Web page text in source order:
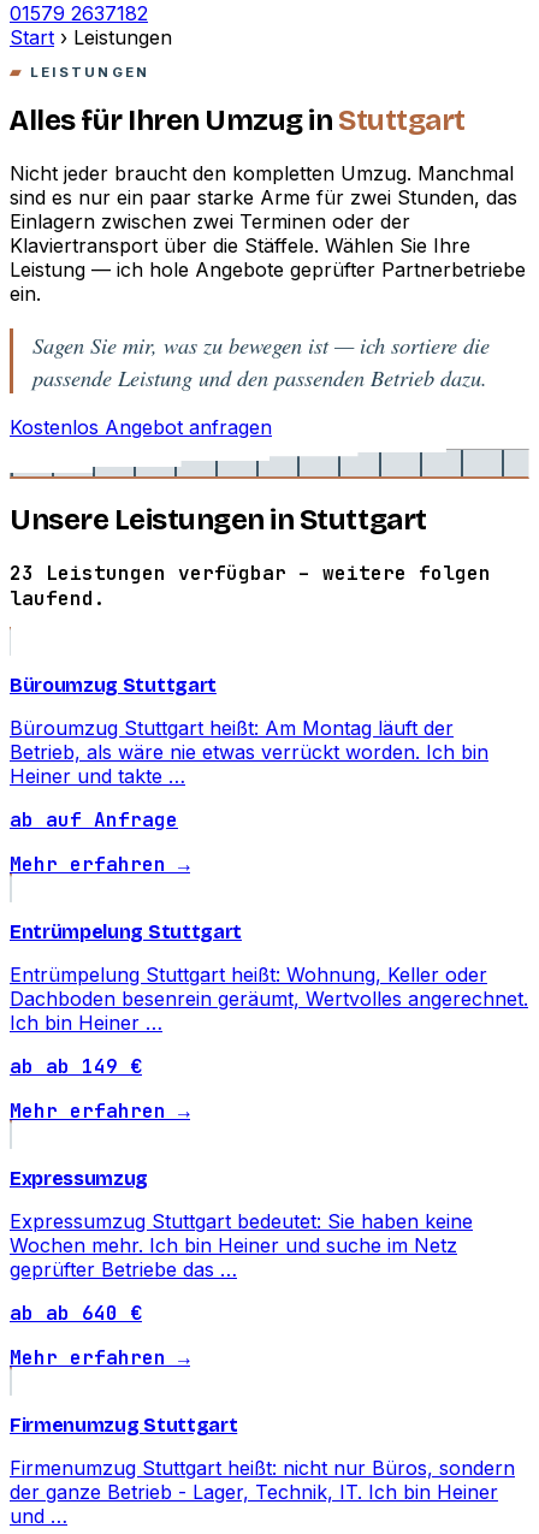
01579 2637182
Start › Leistungen
LEISTUNGEN
Alles für Ihren Umzug in Stuttgart
Nicht jeder braucht den kompletten Umzug. Manchmal
sind es nur ein paar starke Arme für zwei Stunden, das
Einlagern zwischen zwei Terminen oder der
Klaviertransport über die Stäffele. Wählen Sie Ihre
Leistung — ich hole Angebote geprüfter Partnerbetriebe
ein.
Sagen Sie mir, was zu bewegen ist — ich sortiere die
passende Leistung und den passenden Betrieb dazu.
Kostenlos Angebot anfragen
Unsere Leistungen in Stuttgart
23 Leistungen verfügbar – weitere folgen
laufend.
Büroumzug Stuttgart
Büroumzug Stuttgart heißt: Am Montag läuft der
Betrieb, als wäre nie etwas verrückt worden. Ich bin
Heiner und takte …
ab auf Anfrage
Mehr erfahren →
Entrümpelung Stuttgart
Entrümpelung Stuttgart heißt: Wohnung, Keller oder
Dachboden besenrein geräumt, Wertvolles angerechnet.
Ich bin Heiner …
ab ab 149 €
Mehr erfahren →
Expressumzug
Expressumzug Stuttgart bedeutet: Sie haben keine
Wochen mehr. Ich bin Heiner und suche im Netz
geprüfter Betriebe das …
ab ab 640 €
Mehr erfahren →
Firmenumzug Stuttgart
Firmenumzug Stuttgart heißt: nicht nur Büros, sondern
der ganze Betrieb - Lager, Technik, IT. Ich bin Heiner
und …